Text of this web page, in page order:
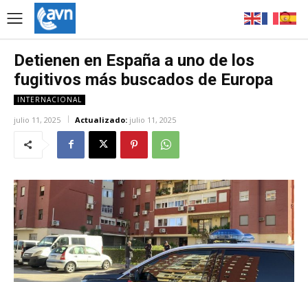
Detienen en España a uno de los
fugitivos más buscados de Europa
INTERNACIONAL
julio 11, 2025 Actualizado: julio 11, 2025